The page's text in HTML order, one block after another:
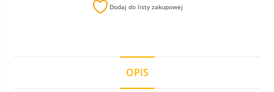
Dodaj do listy zakupowej
OPIS